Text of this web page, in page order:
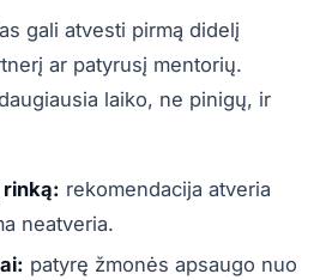
gali atvesti pirmą didelį
ar patyrusį mentorių.
laiko, ne pinigų, ir
rinką: rekomendacija atveria
neatveria.
patyrę žmonės apsaugo nuo